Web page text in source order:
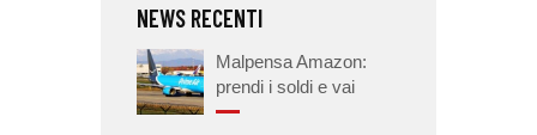
NEWS RECENTI
Malpensa Amazon:
prendi i soldi e vai